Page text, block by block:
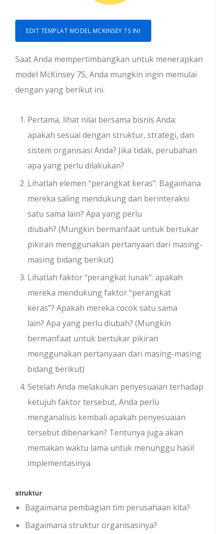
EDIT TEMPLAT MODEL MCKINSEY 7S INI
Saat Anda mempertimbangkan untuk menerapkan
model McKinsey 7S, Anda mungkin ingin memulai
dengan yang berikut ini.
Pertama, lihat nilai bersama bisnis Anda:
apakah sesuai dengan struktur, strategi, dan
sistem organisasi Anda? Jika tidak, perubahan
apa yang perlu dilakukan?
Lihatlah elemen “perangkat keras”: Bagaimana
mereka saling mendukung dan berinteraksi
satu sama lain? Apa yang perlu
diubah? (Mungkin bermanfaat untuk bertukar
pikiran menggunakan pertanyaan dari masing-
masing bidang berikut)
Lihatlah faktor “perangkat lunak”: apakah
mereka mendukung faktor “perangkat
keras”? Apakah mereka cocok satu sama
lain? Apa yang perlu diubah? (Mungkin
bermanfaat untuk bertukar pikiran
menggunakan pertanyaan dari masing-masing
bidang berikut)
Setelah Anda melakukan penyesuaian terhadap
ketujuh faktor tersebut, Anda perlu
menganalisis kembali apakah penyesuaian
tersebut dibenarkan? Tentunya juga akan
memakan waktu lama untuk menunggu hasil
implementasinya.
struktur
Bagaimana pembagian tim perusahaan kita?
Bagaimana struktur organisasinya?